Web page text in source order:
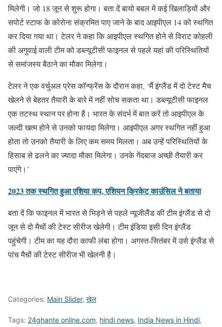
मिलेगी। जो 18 जून से शुरू होगा। बता दें बायो बबल में कई खिलाड़ियों और
सपोर्ट स्टाफ के कोरोना संक्रमित पाए जाने के बाद आइपीएल 14 को स्थगित
कर दिया गया था। टेलर ने कहा कि आइपीएल स्थगित होने से विराट कोहली
की अगुवाई वाली टीम को डब्ल्यूटीसी फाइनल से पहले यहां की परिस्थितियों
से समांजस्य बैठाने का मौका मिलेगा।
टेलर ने एक वर्चुअल प्रेस कॉन्फ्रेंस के दौरान कहा, ‘मैं इंग्लैंड में दो टेस्ट मैच
खेलने से बेहतर तैयारी के बारे में नहीं सोच सकता था। डब्ल्यूटीसी फाइनल
एक तटस्थ स्थान पर होना है। भारत के संदर्भ में बात करें तो आइपीएल के
जल्दी खत्म होने से उनको फायदा मिलेगा। आइपीएल अगर स्थगित नहीं हुआ
होता तो उनको तैयारी के लिए कम समय मिलता। अब उन्हें परिस्थितियों के
हिसाब से ढलने का ज्यादा मौका मिलेगा। उनके गेंदबाज अच्छी तैयारी कर
पाएंगे।’
2023 तक स्थगित हुआ एशिया कप, एशियन क्रिकेट काउंसिल ने बताया
बता दें कि फाइनल में भारत से भिड़ने से पहले न्यूजीलैंड की टीम इंग्लैंड से दो
जून से दो मैचों की टेस्ट सीरीज खेलेगी। टीम इंडिया इसी दिन इंग्लैंड
पहुंचेगी। टीम का यह दौरा काफी लंबा होगा। अगस्त-सितंबर में उसे इंग्लैंड से
पांच मैचों की टेस्ट सीरीज भी खेलनी है।
Categories: Main Slider, खेल
Tags: 24ghante online.com, hindi news, India News in Hindi,